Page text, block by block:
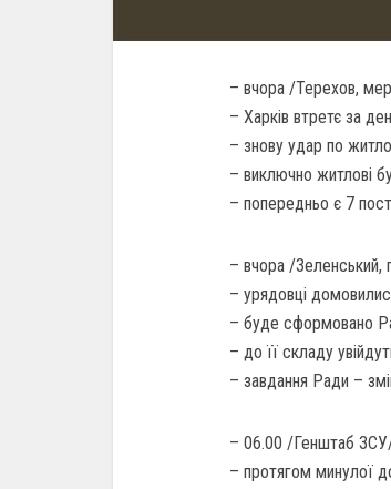
– вчора /Терехов,
– Харків втретє за
– знову удар по
– виключно житлові
– попередньо є 7
– вчора /Зеленський,
– урядовці
– буде сформовано
– до її складу
– завдання Ради –
– 06.00 /Генштаб
– протягом минулої